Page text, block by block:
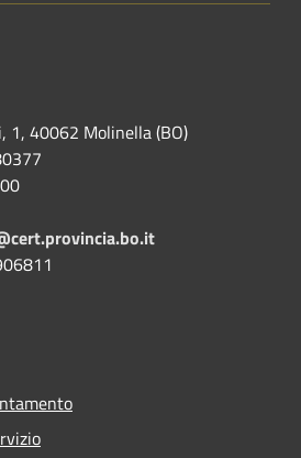
1, 40062 Molinella (BO)